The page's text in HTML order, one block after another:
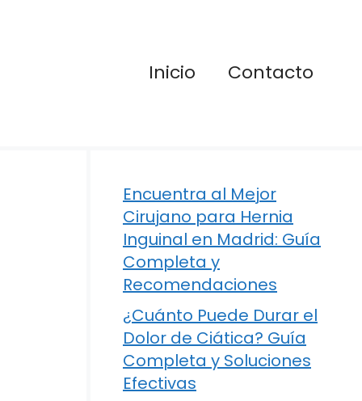
Inicio Contacto
Encuentra al Mejor
Cirujano para Hernia
Inguinal en Madrid: Guía
Completa y
Recomendaciones
¿Cuánto Puede Durar el
Dolor de Ciática? Guía
Completa y Soluciones
Efectivas